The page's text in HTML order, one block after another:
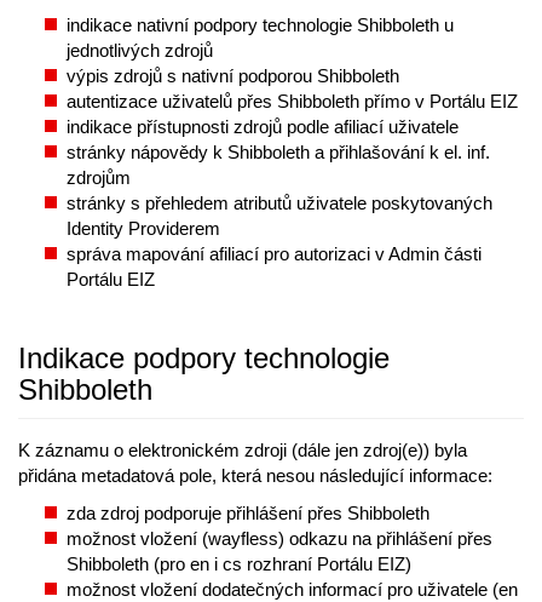
indikace nativní podpory technologie Shibboleth u
jednotlivých zdrojů
výpis zdrojů s nativní podporou Shibboleth
autentizace uživatelů přes Shibboleth přímo v Portálu EIZ
indikace přístupnosti zdrojů podle afiliací uživatele
stránky nápovědy k Shibboleth a přihlašování k el. inf.
zdrojům
stránky s přehledem atributů uživatele poskytovaných
Identity Providerem
správa mapování afiliací pro autorizaci v Admin části
Portálu EIZ
Indikace podpory technologie
Shibboleth
K záznamu o elektronickém zdroji (dále jen zdroj(e)) byla
přidána metadatová pole, která nesou následující informace:
zda zdroj podporuje přihlášení přes Shibboleth
možnost vložení (wayfless) odkazu na přihlášení přes
Shibboleth (pro en i cs rozhraní Portálu EIZ)
možnost vložení dodatečných informací pro uživatele (en